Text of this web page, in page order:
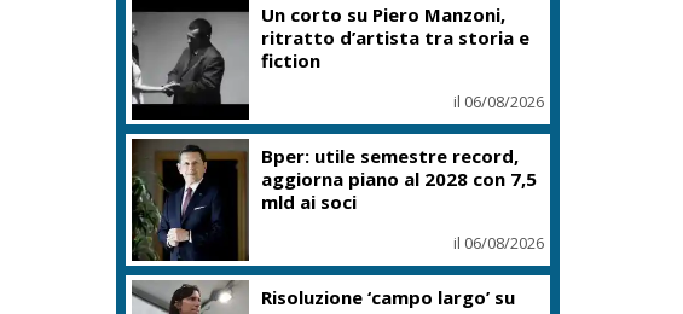
Un corto su Piero Manzoni,
ritratto d’artista tra storia e
fiction
il 06/08/2026
Bper: utile semestre record,
aggiorna piano al 2028 con 7,5
mld ai soci
il 06/08/2026
Risoluzione ‘campo largo’ su